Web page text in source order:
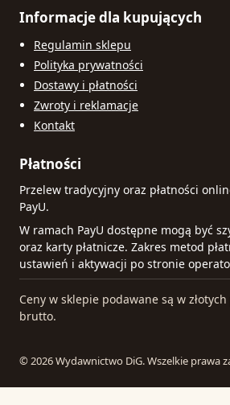
Informacje dla kupujących
Regulamin sklepu
Polityka prywatności
Dostawy i płatności
Zwroty i reklamacje
Kontakt
Płatności
Przelew tradycyjny oraz płatności
PayU.
W ramach PayU dostępne mogą być
oraz karty płatnicze. Zakres metod
ustawień i aktywacji po stronie
Ceny w sklepie podawane są w
brutto.
© 2026 Wydawnictwo DiG. Wszelkie prawa